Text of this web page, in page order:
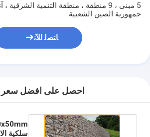
5 مبنى ، 9 منطقة ، منطقة التنمية الشرقية
جمهورية الصين الشعبية.
ﺎﺘﺼﻟ ﺍﻶﻧ
احصل على افضل
سلكية